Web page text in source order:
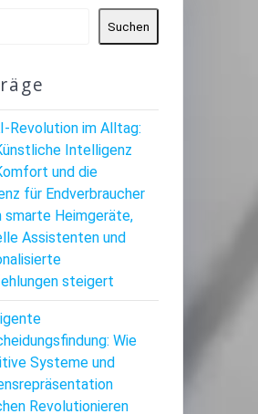
Suchen
Revolution im Alltag:
Intelligenz
und die
für Endverbraucher
smarte Heimgeräte,
Assistenten und
steigert
Wie
Systeme und
Revolutionieren